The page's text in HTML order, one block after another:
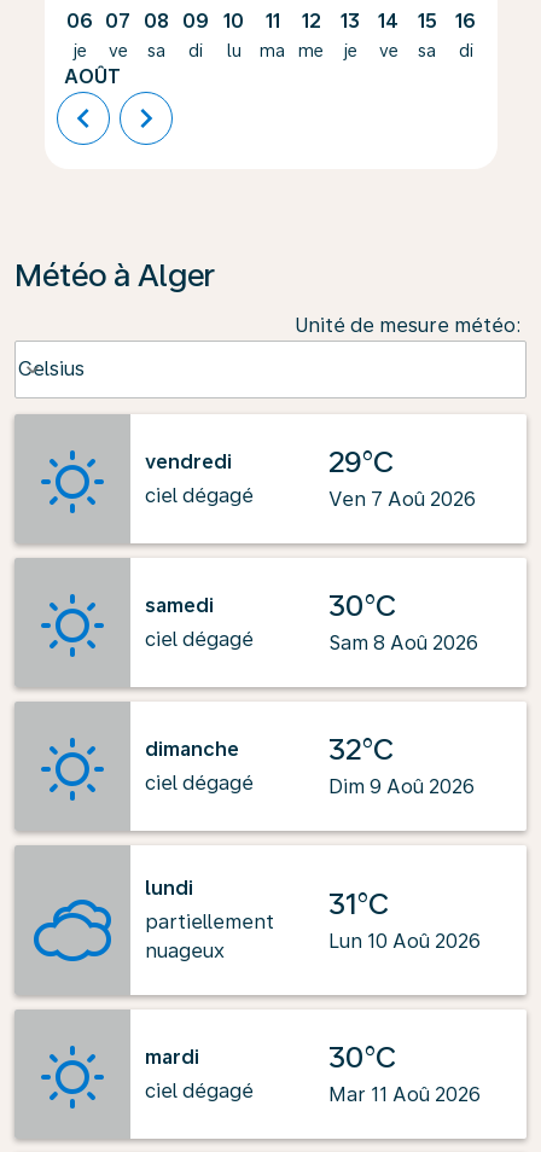
06
je
AOÛT
07
ve
08
sa
09
di
10
lu
11
ma
12
me
13
je
14
ve
15
sa
16
di
chevron_left chevron_right
Météo à Alger
Unité de mesure météo:
Celsius
keyboard_arrow_down
vendredi
ciel dégagé
29°C
Ven 7 Aoû 2026
samedi
ciel dégagé
30°C
Sam 8 Aoû 2026
dimanche
ciel dégagé
32°C
Dim 9 Aoû 2026
lundi
partiellement
nuageux
31°C
Lun 10 Aoû 2026
mardi
ciel dégagé
30°C
Mar 11 Aoû 2026